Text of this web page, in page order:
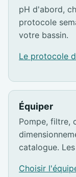
pH d'abord,
protocole
votre bassin.
Le protocole
Équiper
Pompe, filtre,
catalogue.
Choisir